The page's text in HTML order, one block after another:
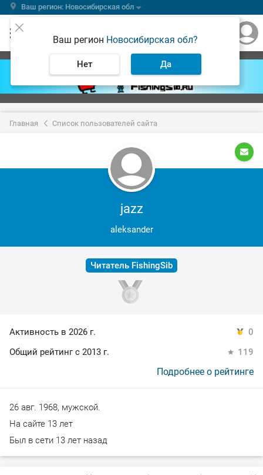
Ваш регион: Новосибирская обл
Ваш регион Новосибирская обл?
Нет Да
Главная Список пользователей сайта
jazz
aleksander
Читатель FishingSib
Активность в 2026 г.
0
Общий рейтинг с 2013 г.
119
Подробнее о рейтинге
26 авг. 1968, мужской.
На сайте 13 лет
Был в сети 13 лет назад